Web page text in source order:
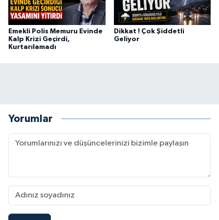
Emekli Polis Memuru Evinde
Kalp Krizi Geçirdi,
Kurtarılamadı
Dikkat ! Çok Şiddetli
Geliyor
Yorumlar